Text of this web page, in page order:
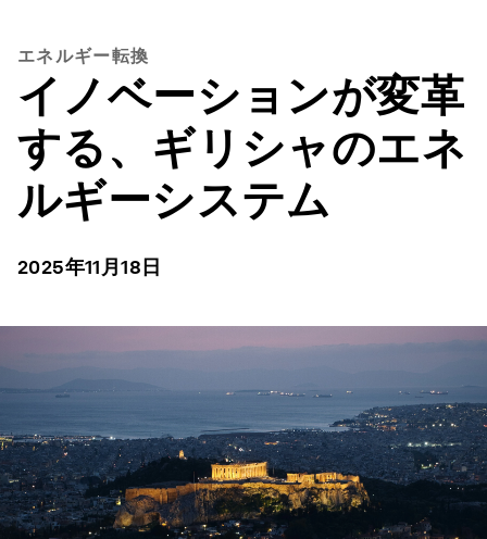
エネルギー転換
イノベーションが変革
する、ギリシャのエネ
ルギーシステム
2025年11月18日